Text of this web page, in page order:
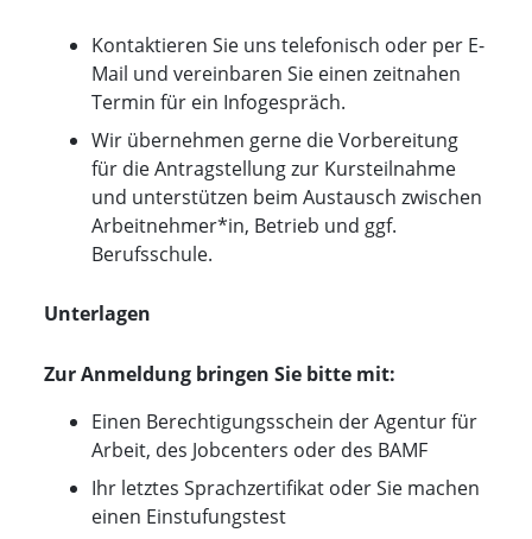
Kontaktieren Sie uns telefonisch oder per E-
Mail und vereinbaren Sie einen zeitnahen
Termin für ein Infogespräch.
Wir übernehmen gerne die Vorbereitung
für die Antragstellung zur Kursteilnahme
und unterstützen beim Austausch zwischen
Arbeitnehmer*in, Betrieb und ggf.
Berufsschule.
Unterlagen
Zur Anmeldung bringen Sie bitte mit:
Einen Berechtigungsschein der Agentur für
Arbeit, des Jobcenters oder des BAMF
Ihr letztes Sprachzertifikat oder Sie machen
einen Einstufungstest